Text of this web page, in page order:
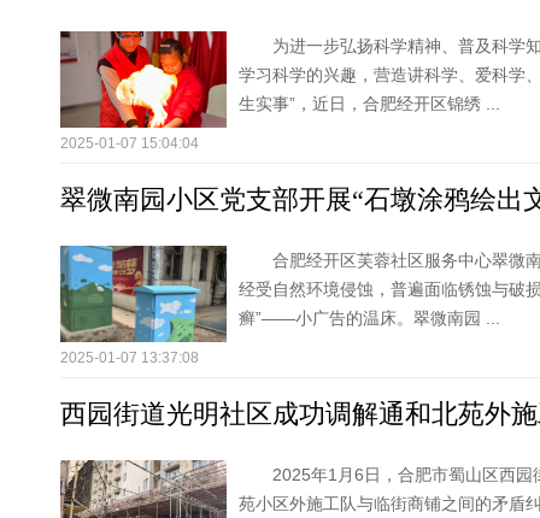
为进一步弘扬科学精神、普及科学
学习科学的兴趣，营造讲科学、爱科学
生实事”，近日，合肥经开区锦绣 ...
2025-01-07 15:04:04
翠微南园小区党支部开展“石墩涂鸦绘出
合肥经开区芙蓉社区服务中心翠微
经受自然环境侵蚀，普遍面临锈蚀与破
癣”——小广告的温床。翠微南园 ...
2025-01-07 13:37:08
西园街道光明社区成功调解通和北苑外
2025年1月6日，合肥市蜀山区西
苑小区外施工队与临街商铺之间的矛盾